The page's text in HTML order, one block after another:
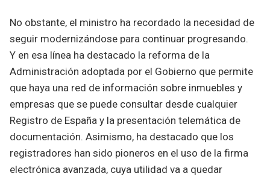
No obstante, el ministro ha recordado la necesidad de
seguir modernizándose para continuar progresando.
Y en esa línea ha destacado la reforma de la
Administración adoptada por el Gobierno que permite
que haya una red de información sobre inmuebles y
empresas que se puede consultar desde cualquier
Registro de España y la presentación telemática de
documentación. Asimismo, ha destacado que los
registradores han sido pioneros en el uso de la firma
electrónica avanzada, cuya utilidad va a quedar